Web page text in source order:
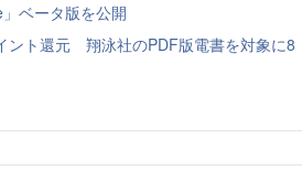
ベータ版を公開
ント還元 翔泳社のPDF版電書を対象に8